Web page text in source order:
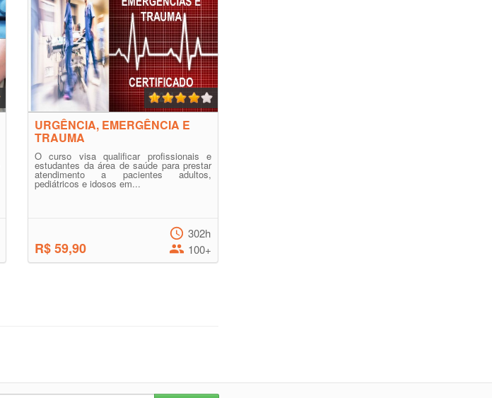
URGÊNCIA, EMERGÊNCIA E
TRAUMA
O curso visa qualificar profissionais e
estudantes da área de saúde para prestar
atendimento a pacientes adultos,
pediátricos e idosos em...
R$ 59,90
302h
100+